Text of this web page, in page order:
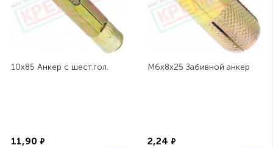
10х85 Анкер с шест.гол.
11,90 ₽
М6х8х25 Забивной анкер
2,24 ₽